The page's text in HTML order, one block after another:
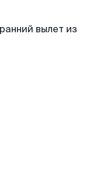
вылет из